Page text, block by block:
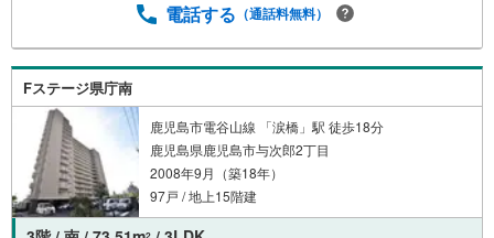
歩9分（約660m）・武郵便局まで徒歩9分（約660m）・JR
鹿児島中央駅まで徒歩9分（約680m）・アミュプラザ鹿児
島まで徒歩9分（約680m）・武小学校まで徒歩13分（約97
0m）・武中学校まで徒歩18分（約1380m）他にもご覧にな
りたい物件があれば、遠慮なくお申し付けください 店頭で
住宅ローンのご相談、資金計画、お申込みが可能です 売却
のご相談・査定も無料で受付中 お家のことならハウスドゥ
鹿児島中央の南日本ハウスにお任せ下さい！
電話する （通話料無料）
Fステージ県庁南
鹿児島市電谷山線 「涙橋」駅 徒歩18分
鹿児島県鹿児島市与次郎2丁目
2008年9月（築18年）
97戸 / 地上15階建